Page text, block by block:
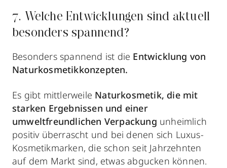
7. Welche Entwicklungen sind aktuell
besonders spannend?
Besonders spannend ist die Entwicklung von
Naturkosmetikkonzepten.
Es gibt mittlerweile Naturkosmetik, die mit
starken Ergebnissen und einer
umweltfreundlichen Verpackung unheimlich
positiv überrascht und bei denen sich Luxus-
Kosmetikmarken, die schon seit Jahrzehnten
auf dem Markt sind, etwas abgucken können.